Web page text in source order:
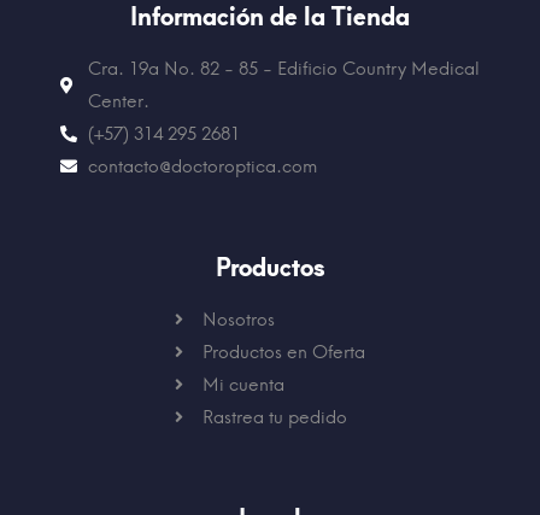
Productos
Nosotros
Productos en Oferta
Mi cuenta
Rastrea tu pedido
Información de la Tienda
Cra. 19a No. 82 - 85 - Edificio Country Medical
Center.
(+57) 314 295 2681
contacto@doctoroptica.com